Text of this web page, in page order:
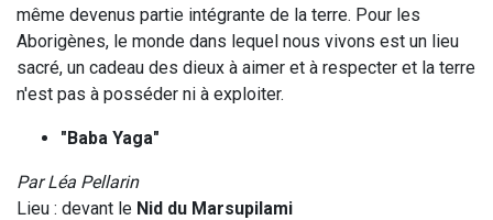
même devenus partie intégrante de la terre. Pour les
Aborigènes, le monde dans lequel nous vivons est un lieu
sacré, un cadeau des dieux à aimer et à respecter et la terre
n'est pas à posséder ni à exploiter.
"Baba Yaga"
Par Léa Pellarin
Lieu : devant le Nid du Marsupilami